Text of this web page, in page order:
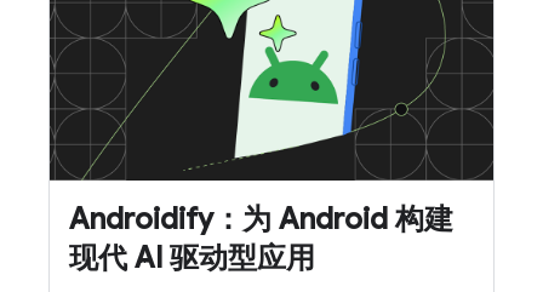
Androidify：为 Android 构建
现代 AI 驱动型应用